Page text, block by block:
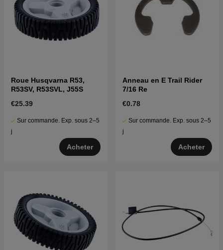
Roue Husqvarna R53,
R53SV, R53SVL, J55S
€25.39
Sur commande. Exp. sous 2–5
j
Acheter
Anneau en E Trail Rider
7/16 Re
€0.78
Sur commande. Exp. sous 2–5
j
Acheter